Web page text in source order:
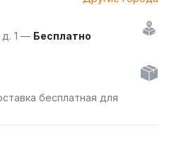
д. 1 — Бесплатно
бесплатная для